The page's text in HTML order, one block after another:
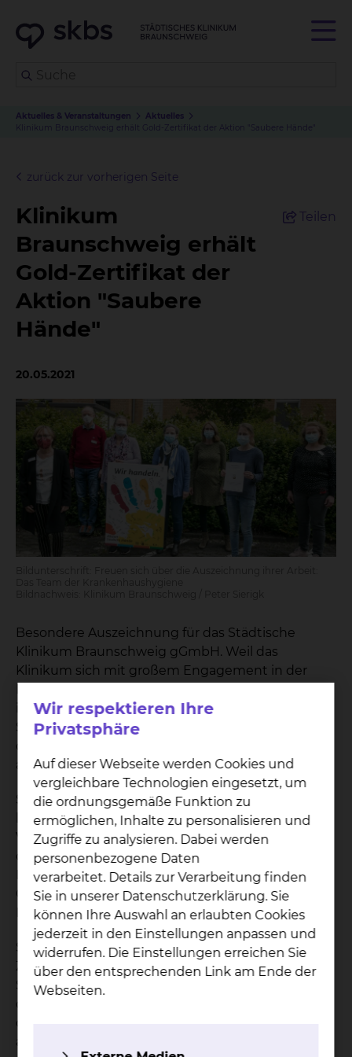
Aktuelles & Veranstaltungen
Aktuelles
Klinikum Braunschweig erhält Gold-Zertifikat der Aktion "Saubere Hände"
zurück zur vorherigen Seite
Klinikum
Braunschweig erhält
Gold-Zertifikat der
Aktion "Saubere
Hände"
Teilen
20.05.2021
Besondere Auszeichnung für das Städtische
Klinikum Braunschweig gGmbH. Weil das
Klinikum sich mit großem Engagement in der
ist es erstmals mit dem Gold-Zertifikat der „Aktion
Saubere Hände“ ausgezeichnet worden – und hat
damit die höchste Stufe in diesem bundesweit
anerkannten Audit erreicht.
Sie ist die weltweit teilnehmerstärkste und am
längsten bestehende Kampagne zur
Verbesserung der Händehygiene: Die 2008 von
der Weltgesundheitsorganisation (WHO) ins
Leben gerufene Kampagne „Clean Care is Safer
Care“ und in Deutschland als „Aktion Saubere
Hände“ (ASH) bekannt.
Seit 2011 ist es möglich, als Krankenhaus ein
Zertifikat über die Teilnahme an der Aktion
Saubere Hände zu erhalten. Ziel ist es auch, mit
dem Zertifikat die Qualität der Umsetzung sowie
das Niveau der erreichten Veränderungen
abzubilden. Dafür ist das Zertifikat in drei Stufen
Wir respektieren Ihre
Privatsphäre
Auf dieser Webseite werden Cookies und
vergleichbare Technologien eingesetzt, um
die ordnungsgemäße Funktion zu
ermöglichen, Inhalte zu personalisieren und
Zugriffe zu analysieren. Dabei werden
personenbezogene Daten
verarbeitet. Details zur Verarbeitung finden
Sie in unserer Datenschutzerklärung. Sie
können Ihre Auswahl an erlaubten Cookies
jederzeit in den Einstellungen anpassen und
widerrufen. Die Einstellungen erreichen Sie
über den entsprechenden Link am Ende der
Webseiten.